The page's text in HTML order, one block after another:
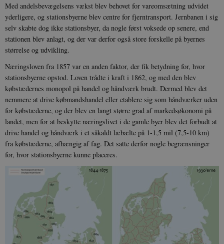
Med andelsbevægelsens vækst blev behovet for vareomsætning udvidet
yderligere, og stationsbyerne blev centre for fjerntransport. Jernbanen i sig
selv skabte dog ikke stationsbyer, da nogle først voksede op senere, end
stationen blev anlagt, og der var derfor også store forskelle på byernes
størrelse og udvikling.
Næringsloven fra 1857 var en anden faktor, der fik betydning for, hvor
stationsbyerne opstod. Loven trådte i kraft i 1862, og med den blev
købstædernes monopol på handel og håndværk brudt. Dermed blev det
nemmere at drive købmandshandel eller etablere sig som håndværker uden
for købstæderne, og der blev en langt større grad af markedsøkonomi på
landet, men for at beskytte næringslivet i de gamle byer blev det forbudt at
drive handel og håndværk i et såkaldt læbælte på 1-1,5 mil (7,5-10 km)
fra købstæderne, afhængig af fag. Det satte derfor nogle begrænsninger
for, hvor stationsbyerne kunne placeres.